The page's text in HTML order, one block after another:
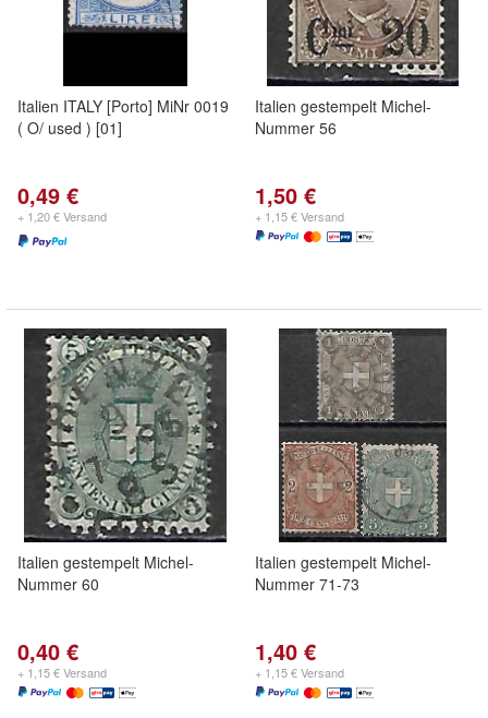
Italien ITALY [Porto] MiNr 0019
( O/ used ) [01]
0,49 €
+ 1,20 € Versand
Italien gestempelt Michel-
Nummer 56
1,50 €
+ 1,15 € Versand
Italien gestempelt Michel-
Nummer 60
0,40 €
+ 1,15 € Versand
Italien gestempelt Michel-
Nummer 71-73
1,40 €
+ 1,15 € Versand